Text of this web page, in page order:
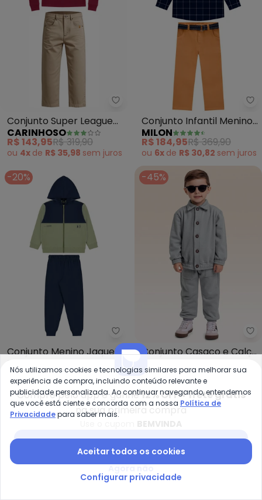
Carinhoso - Conjunto Super
Conjunto Super League
(Bordô)
CARINHOSO
R$ 143,95R$ 319,90
ou 4x de R$ 35,98 sem juros
Conjunto Infantil Menino
(Azul)
MILON
R$ 184,95R$ 369,90
ou 6x de R$ 30,82 sem juros
-20%
Bee Loop - Conjunto Menino
Conjunto Menino Jaqueta
Calça Azul
BEE LOOP
A partir deR$ 167,92R$ 209,90
ou5xdeR$ 33,58semjuros
-45%
Conjunto Casaco e Calça
(Cinza)
R$ 140,19R$ 254,90
ou4xdeR$ 35,04
-50% -50%
Compre pelo app e ganhe12% OFF + frete grátis
na sua primeira compra
Nós utilizamos cookies e tecnologias similares para melhorar sua
experiência de compra, incluindo conteúdo relevante e
publicidade personalizada. Ao continuar navegando, entendemos
que você está ciente e concorda com a nossa Política de
Privacidadepara saber mais.
Aceitar todos os cookies
Configurar privacidade